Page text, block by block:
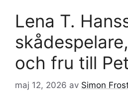
Lena T.
och fru till
maj 12, 2026 av Simon